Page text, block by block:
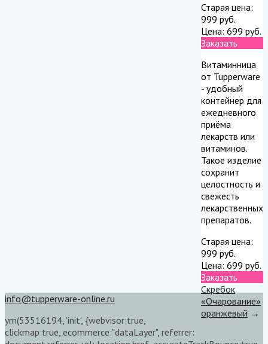
Старая цена:
999 руб.
Цена: 699 руб.
Заказать
Витаминница
от Tupperware
- удобный
контейнер для
ежедневного
приёма
лекарств или
витаминов.
Такое изделие
сохранит
целостность и
свежесть
лекарственных
препаратов.
Старая цена:
999 руб.
Цена: 699 руб.
Заказать
Скребок
«Очарование»
оранжевый →
info@tupperware-online.ru
ym(53516194, 'init', {webvisor:true,
clickmap:true, ecommerce:"dataLayer", referrer: